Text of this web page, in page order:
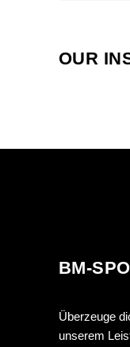
OUR
BM-
Überzeuge
unserem